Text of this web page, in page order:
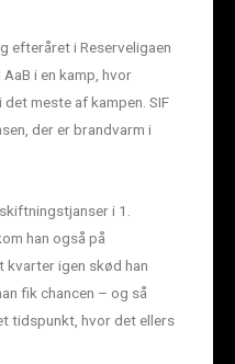
efteråret i Reserveligaen
i en kamp, hvor
meste af kampen. SIF
der er brandvarm i
i 1.
han også på
kvarter igen skød han
fik chancen – og så
tidspunkt, hvor det ellers